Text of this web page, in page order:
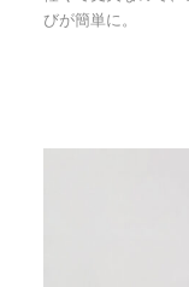
びが簡単に。